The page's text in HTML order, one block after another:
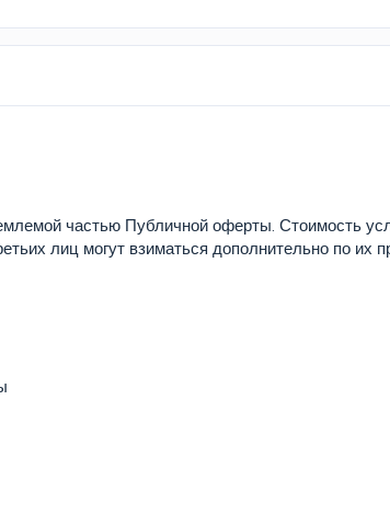
частью Публичной оферты. Стоимость
лиц могут взиматься дополнительно по их